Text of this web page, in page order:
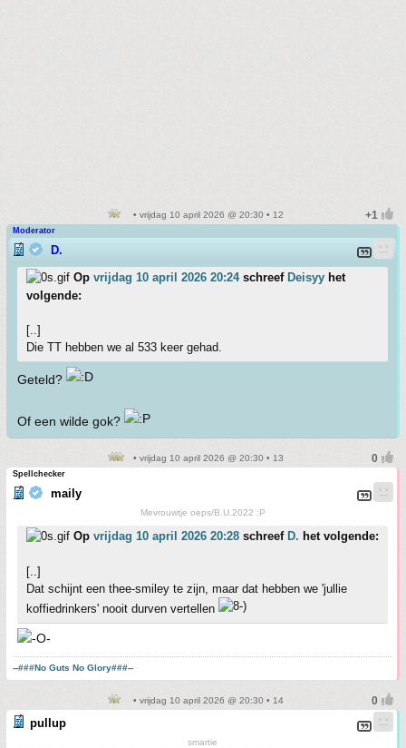
• vrijdag 10 april 2026 @ 20:30 • 12
Moderator
D.
Op vrijdag 10 april 2026 20:24schreef Deisyy het
volgende:
[..]
Die TT hebben we al 533 keer gehad.
Geteld?
Of een wilde gok?
• vrijdag 10 april 2026 @ 20:30 • 13
Spellchecker
maily
Mevrouwtje oeps/B.U.2022 :P
Op vrijdag 10 april 2026 20:28 schreef D. het volgende:
[..]
Dat schijnt een thee-smiley te zijn, maar dat hebben we 'jullie
koffiedrinkers' nooit durven vertellen
--###No Guts No Glory###--
• vrijdag 10 april 2026 @ 20:30 • 14
pullup
smartie